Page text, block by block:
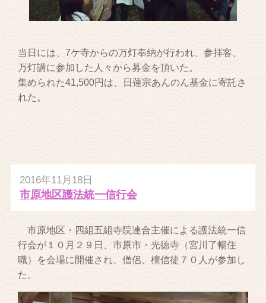
当日には、7ケ寺からの万灯奉納が行われ、参拝客、
万灯講に参加した人々から募金を頂いた。
集められた41,500円は、日蓮宗あんのん基金に寄託さ
れた。
2016年11月18日
市原地区護法統一信行会
市原地区・四組五組寺院連合主催による護法統一信
行会が１０月２９日、市原市・光徳寺（宮川了暢住
職）を会場に開催され、僧侶、檀信徒７０人が参加し
た。